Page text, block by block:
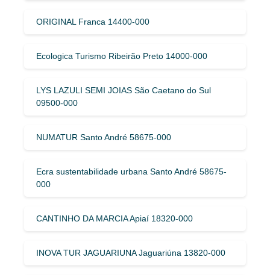
ORIGINAL Franca 14400-000
Ecologica Turismo Ribeirão Preto 14000-000
LYS LAZULI SEMI JOIAS São Caetano do Sul
09500-000
NUMATUR Santo André 58675-000
Ecra sustentabilidade urbana Santo André 58675-
000
CANTINHO DA MARCIA Apiaí 18320-000
INOVA TUR JAGUARIUNA Jaguariúna 13820-000